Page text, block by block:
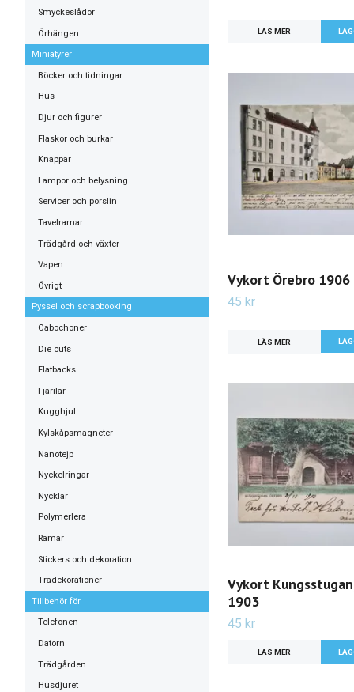
Smyckeslådor
Örhängen
Miniatyrer
Böcker och tidningar
Hus
Djur och figurer
Flaskor och burkar
Knappar
Lampor och belysning
Servicer och porslin
Tavelramar
Trädgård och växter
Vapen
Övrigt
Pyssel och scrapbooking
Cabochoner
Die cuts
Flatbacks
Fjärilar
Kugghjul
Kylskåpsmagneter
Nanotejp
Nyckelringar
Nycklar
Polymerlera
Ramar
Stickers och dekoration
Trädekorationer
Tillbehör för
Telefonen
Datorn
Trädgården
Husdjuret
LÄS MER
Vykort Örebro 1906
45 kr
LÄS MER
Vykort
1903
45 kr
LÄS MER